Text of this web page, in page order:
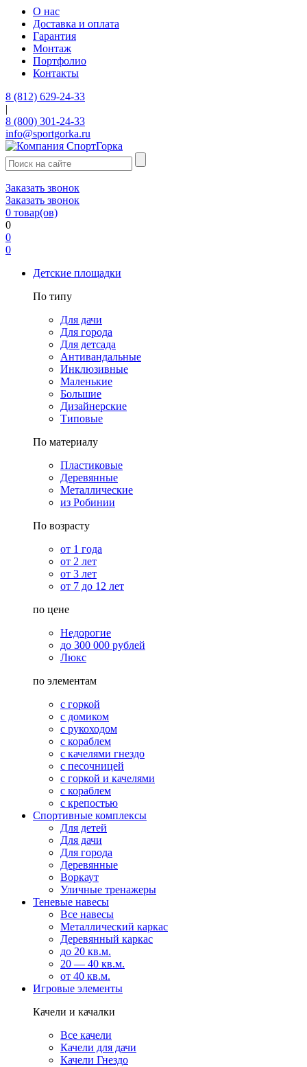
О нас
Доставка и оплата
Гарантия
Монтаж
Портфолио
Контакты
8 (812) 629-24-33
|
8 (800) 301-24-33
info@sportgorka.ru
Заказать звонок
Заказать звонок
0 товар(ов)
0
0
0
Детские площадки
По типу
Для дачи
Для города
Для детсада
Антивандальные
Инклюзивные
Маленькие
Большие
Дизайнерские
Типовые
По материалу
Пластиковые
Деревянные
Металлические
из Робинии
По возрасту
от 1 года
от 2 лет
от 3 лет
от 7 до 12 лет
по цене
Недорогие
до 300 000 рублей
Люкс
по элементам
с горкой
с домиком
с рукоходом
с кораблем
с качелями гнездо
с песочницей
с горкой и качелями
с кораблем
с крепостью
Спортивные комплексы
Для детей
Для дачи
Для города
Деревянные
Воркаут
Уличные тренажеры
Теневые навесы
Все навесы
Металлический каркас
Деревянный каркас
до 20 кв.м.
20 — 40 кв.м.
от 40 кв.м.
Игровые элементы
Качели и качалки
Все качели
Качели для дачи
Качели Гнездо